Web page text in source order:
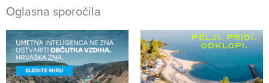
Oglasna sporočila